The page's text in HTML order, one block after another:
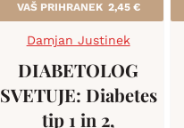
VAŠ PRIHRANEK 2,45 €
Damjan Justinek
DIABETOLOG
SVETUJE: Diabetes
tip 1 in 2,